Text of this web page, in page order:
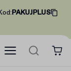
:PAKUJPLUS